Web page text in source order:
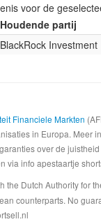
voor de
Houdende partij
BlackRock
Financiele Markten
in Europa.
over de
via info apestaartje
the Dutch Authority for
counterparts. No